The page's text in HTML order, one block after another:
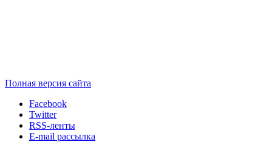
Полная версия сайта
Facebook
Twitter
RSS-ленты
E-mail рассылка